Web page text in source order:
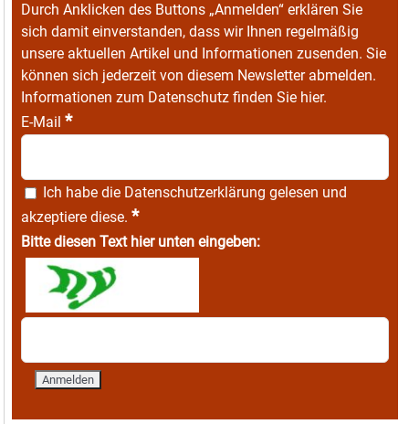
Durch Anklicken des Buttons „Anmelden“ erklären Sie
sich damit einverstanden, dass wir Ihnen regelmäßig
unsere aktuellen Artikel und Informationen zusenden. Sie
können sich jederzeit von diesem Newsletter abmelden.
Informationen zum Datenschutz finden Sie hier.
E-Mail *
Ich habe die Datenschutzerklärung gelesen und
akzeptiere diese. *
Bitte diesen Text hier unten eingeben: